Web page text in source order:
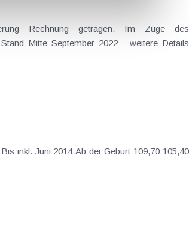
Rechnung getragen. Im Zuge des
Mitte September 2022 - weitere Details